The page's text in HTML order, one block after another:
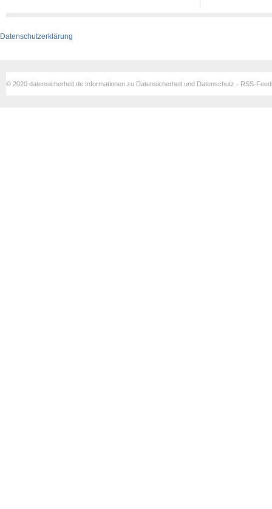
Datenschutzerklärung
© 2020 datensicherheit.de Informationen zu Datensicherheit und Datenschutz - RSS-